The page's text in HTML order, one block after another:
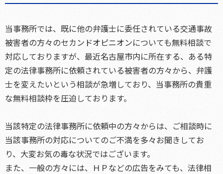
当事務所では、既に他の弁護士に委任されている交通事故
被害者の方々のセカンドオピニオンについても無料相談で
対応しておりますが、最近名古屋市内に所在する、ある特
定の法律事務所に依頼されている被害者の方々から、弁護
士を変えたいという相談が急増しており、当事務所の貴重
な無料相談枠を圧迫しております。
当該特定の法律事務所に依頼中の方々からは、ご相談時に
当該事務所の対応についてのご不満を多々お聞きしてお
り、大変お気の毒な状況ではございます。
また、一般の方々には、ＨＰなどの広告をみても、法律相